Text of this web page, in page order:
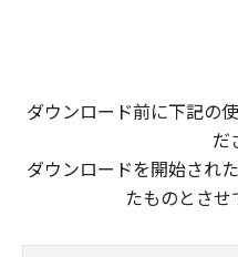
ダウンロード前に下記の
だ
ダウンロードを開始され
たものとさせ